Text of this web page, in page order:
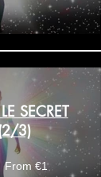
SECRET
3)
From €1